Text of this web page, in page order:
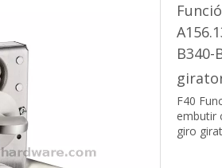
ANSI americana
americano
de puerta de vidrio
F40
embutir
giro